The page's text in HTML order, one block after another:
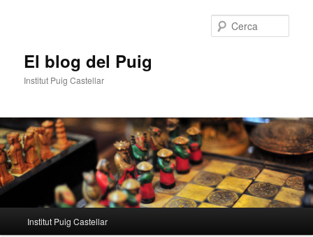
El blog del Puig
Institut Puig Castellar
principal
Institut Puig Castellar